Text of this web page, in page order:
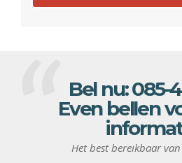
Bel nu:085-
Even bellen
Het best bereikbaar